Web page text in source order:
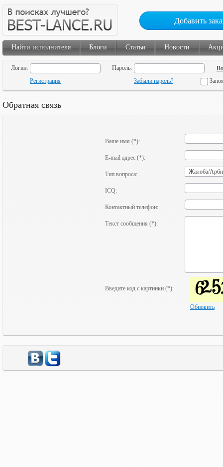
Добавить
Найти исполнителя Блоги Статьи Новости
Логин:
Пароль:
Регистрация
Забыли пароль?
Обратная связь
Ваше имя (*):
E-mail адрес (*):
Тип вопроса:
ICQ:
Контактный телефон:
Текст сообщения (*):
Введите код с картинки (*):
Обновить